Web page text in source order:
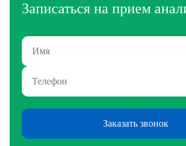
Записаться на прием
Заказать звонок